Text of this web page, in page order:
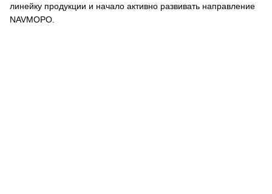
линейку продукции и начало активно развивать направление
NAVMOPO.